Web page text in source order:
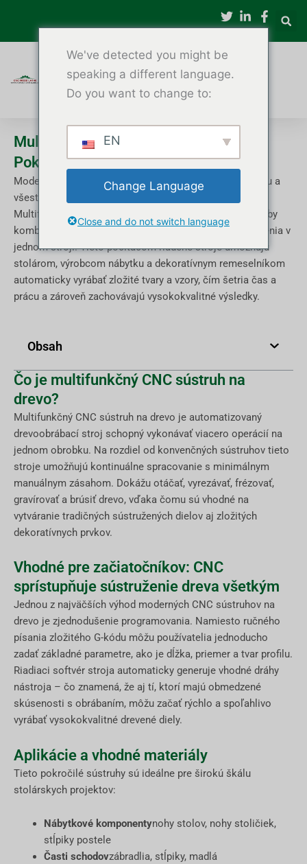
obsah
Multifunkčný CNC sústruh na drevo –
Pokročilé drevoobrábacie stroje
Moderné spracovanie dreva vyžaduje presnosť, efektivitu a
všestrannosť.
Multifunkčné CNC sústruhy na drevo spĺňajú tieto potreby
kombináciou sústruženia, frézovania, rezbárstva a brúsenia v
jednom stroji. Tieto počítačom riadené stroje umožňujú
stolárom, výrobcom nábytku a dekoratívnym remeselníkom
automaticky vyrábať zložité tvary a vzory, čím šetria čas a
prácu a zároveň zachovávajú vysokokvalitné výsledky.
Obsah
Čo je multifunkčný CNC sústruh na
drevo?
Multifunkčný CNC sústruh na drevo je automatizovaný
drevoobrábací stroj schopný vykonávať viacero operácií na
jednom obrobku. Na rozdiel od konvenčných sústruhov tieto
stroje umožňujú kontinuálne spracovanie s minimálnym
manuálnym zásahom. Dokážu otáčať, vyrezávať, frézovať,
gravírovať a brúsiť drevo, vďaka čomu sú vhodné na
vytváranie tradičných sústružených dielov aj zložitých
dekoratívnych prvkov.
Vhodné pre začiatočníkov: CNC
sprístupňuje sústruženie dreva všetkým
Jednou z najväčších výhod moderných CNC sústruhov na
drevo je zjednodušenie programovania. Namiesto ručného
písania zložitého G-kódu môžu používatelia jednoducho
zadať základné parametre, ako je dĺžka, priemer a tvar profilu.
Riadiaci softvér stroja automaticky generuje vhodné dráhy
nástroja – čo znamená, že aj tí, ktorí majú obmedzené
skúsenosti s obrábaním, môžu začať rýchlo a spoľahlivo
vyrábať vysokokvalitné drevené diely.
Aplikácie a vhodné materiály
Tieto pokročilé sústruhy sú ideálne pre širokú škálu
stolárskych projektov:
Nábytkové komponentynohy stolov, nohy stoličiek,
stĺpiky postele
Časti schodovzábradlia, stĺpiky, madlá
We've detected you might be
speaking a different language.
Do you want to change to:
EN
Change Language
Close and do not switch language